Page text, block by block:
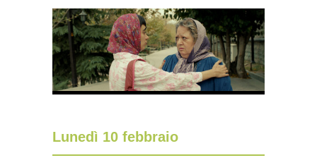
Lunedì 10 febbraio